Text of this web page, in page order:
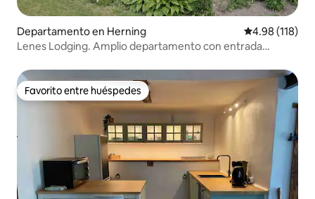
Departamento en Herning Calificación
4.98 (118)
Lenes Lodging. Amplio departamento con entrada
Favorito entre huéspedes
Favorito entre huéspedes